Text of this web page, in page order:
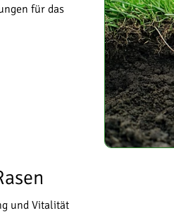
für das
und Vitalität